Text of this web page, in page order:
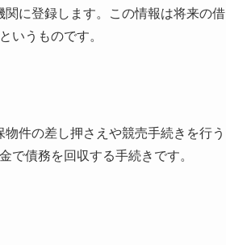
に登録します。この情報は将来の借
いうものです。
件の差し押さえや競売手続きを行う
で債務を回収する手続きです。